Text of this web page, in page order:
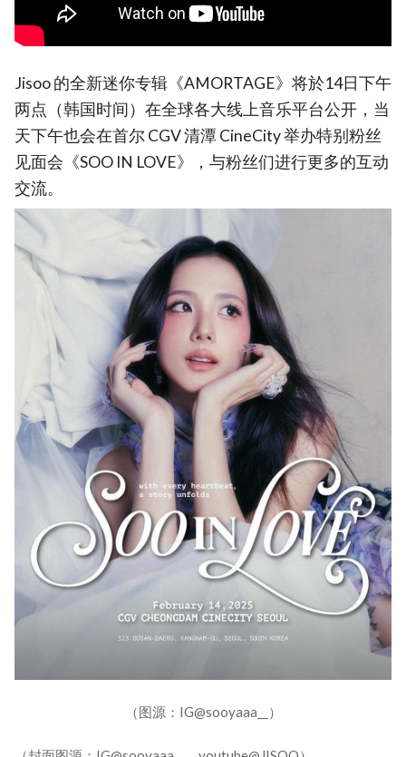
Jisoo 的全新迷你专辑《AMORTAGE》将於14日下午
两点（韩国时间）在全球各大线上音乐平台公开，当
天下午也会在首尔 CGV 清潭 CineCity 举办特别粉丝
见面会《SOO IN LOVE》，与粉丝们进行更多的互动
交流。
（图源：IG@sooyaaa__）